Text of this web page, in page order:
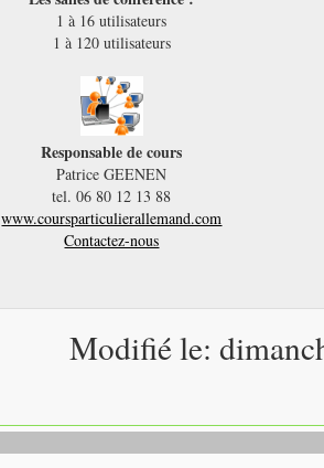
1 à 16 utilisateurs
1 à 120 utilisateurs
Responsable de cours
Patrice GEENEN
tel. 06 80 12 13 88
www.coursparticulierallemand.com
Contactez-nous
Modifié le: